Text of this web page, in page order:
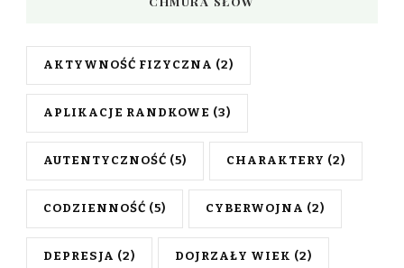
AKTYWNOŚĆ FIZYCZNA (2)
APLIKACJE RANDKOWE (3)
AUTENTYCZNOŚĆ (5) CHARAKTERY (2)
CODZIENNOŚĆ (5) CYBERWOJNA (2)
DEPRESJA (2) DOJRZAŁY WIEK (2)